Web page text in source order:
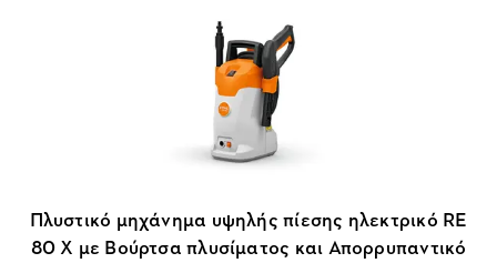
Πλυστικό μηχάνημα υψηλής πίεσης ηλεκτρικό RE
80 X με Βούρτσα πλυσίματος και Απορρυπαντικό